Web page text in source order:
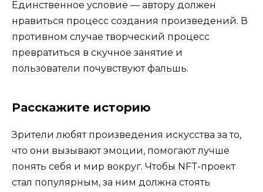
Единственное условие — автору должен
нравиться процесс создания произведений. В
противном случае творческий процесс
превратиться в скучное занятие и
пользователи почувствуют фальшь.
Расскажите историю
Зрители любят произведения искусства за то,
что они вызывают эмоции, помогают лучше
понять себя и мир вокруг. Чтобы NFT-проект
стал популярным, за ним должна стоять